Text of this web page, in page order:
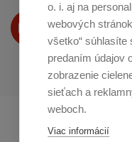
o. i. aj na
webových
všetko“
predaním údajov
zobrazenie
sieťach a
weboch.
Viac informácií
Produkty Vám
na Youtube